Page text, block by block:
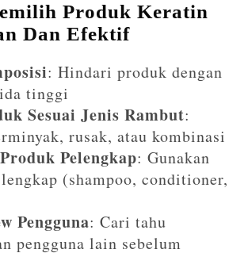
Produk Keratin
Dan Efektif
: Hindari produk dengan
tinggi
Sesuai Jenis Rambut:
rusak, atau kombinasi
Pelengkap: Gunakan
(shampoo, conditioner,
Pengguna: Cari tahu
pengguna lain sebelum